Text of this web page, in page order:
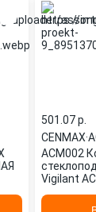
501.07 p.
CENMAX·
ACM002
Vigilant